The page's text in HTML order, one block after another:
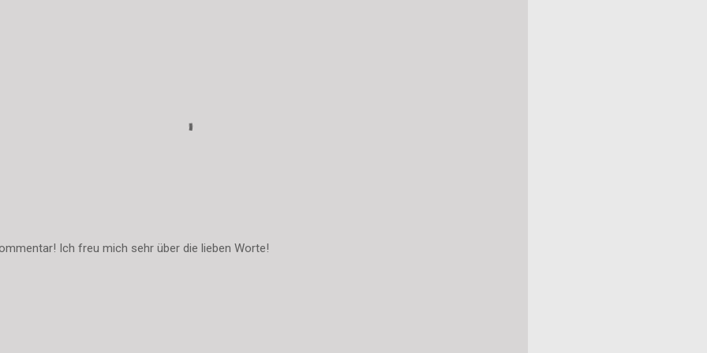
Ich freu mich sehr über die lieben Worte!